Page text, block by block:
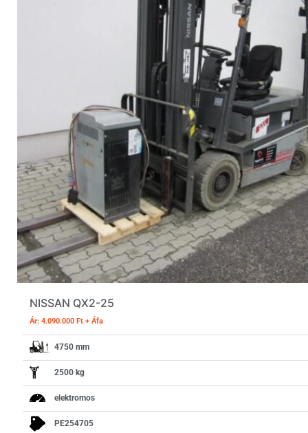
NISSAN QX2-25
Ár: 4.090.000 Ft + Áfa
4750 mm
2500 kg
elektromos
PE254705